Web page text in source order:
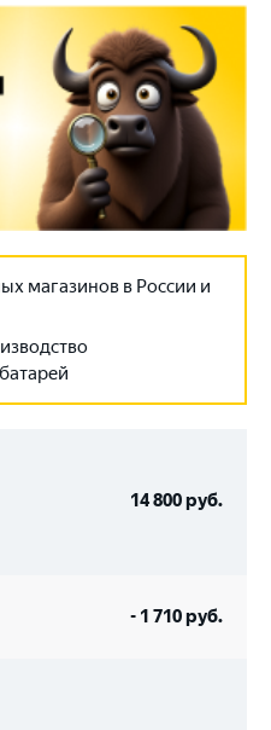
магазинов в России и
14 800руб.
- 1 710руб.